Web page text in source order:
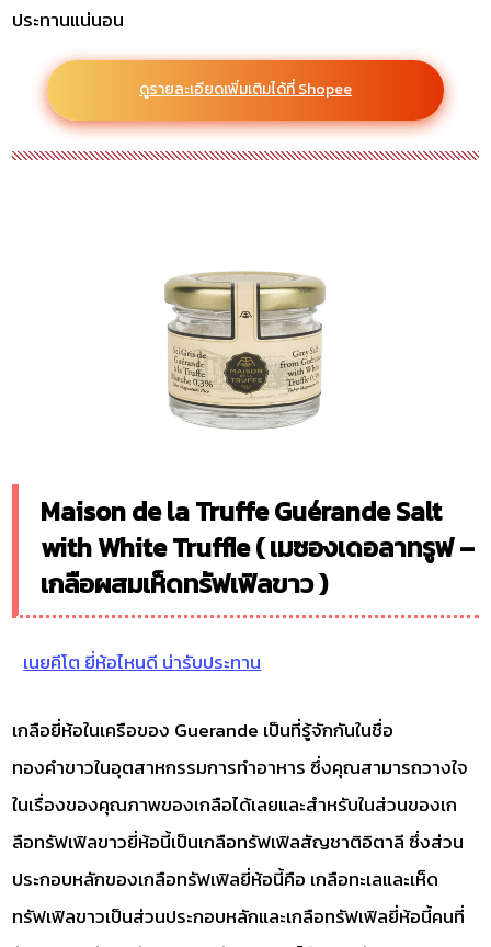
ประทานแน่นอน
ดูรายละเอียดเพิ่มเติมได้ที่ Shopee
Maison de la Truffe Guérande Salt
with White Truffle ( เมซองเดอลาทรูฟ –
เกลือผสมเห็ดทรัฟเฟิลขาว )
เนยคีโต ยี่ห้อไหนดี น่ารับประทาน
เกลือยี่ห้อในเครือของ Guerande เป็นที่รู้จักกันในชื่อ
ทองคำขาวในอุตสาหกรรมการทำอาหาร ซึ่งคุณสามารถวางใจ
ในเรื่องของคุณภาพของเกลือได้เลยและสำหรับในส่วนของเก
ลือทรัฟเฟิลขาวยี่ห้อนี้เป็นเกลือทรัฟเฟิลสัญชาติอิตาลี ซึ่งส่วน
ประกอบหลักของเกลือทรัฟเฟิลยี่ห้อนี้คือ เกลือทะเลและเห็ด
ทรัฟเฟิลขาวเป็นส่วนประกอบหลักและเกลือทรัฟเฟิลยี่ห้อนี้คนที่